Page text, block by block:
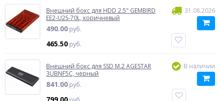
Внешний бокс для HDD 2.5" GEMBIRD
EE2-U2S-70L, коричневый
490.00 руб.
465.50 руб.
31.08.2026
Внешний бокс для SSD M.2 AGESTAR
3UBNF5C, черный
841.00 руб.
В наличии